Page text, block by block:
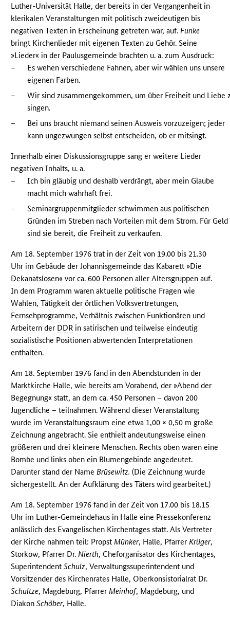
Luther-Universität Halle, der bereits in der Vergangenheit in
klerikalen Veranstaltungen mit politisch zweideutigen bis
negativen Texten in Erscheinung getreten war, auf. Funke
bringt Kirchenlieder mit eigenen Texten zu Gehör. Seine
»Lieder« in der Paulusgemeinde brachten u. a. zum Ausdruck:
–
Es wehen verschiedene Fahnen, aber wir wählen uns unsere
eigenen Farben.
–
Wir sind zusammengekommen, um über Freiheit und Liebe
singen.
–
Bei uns braucht niemand seinen Ausweis vorzuzeigen; jeder
kann ungezwungen selbst entscheiden, ob er mitsingt.
Innerhalb einer Diskussionsgruppe sang er weitere Lieder
negativen Inhalts, u. a.
–
Ich bin gläubig und deshalb verdrängt, aber mein Glaube
macht mich wahrhaft frei.
–
Seminargruppenmitglieder schwimmen aus politischen
Gründen im Streben nach Vorteilen mit dem Strom. Für Geld
sind sie bereit, die Freiheit zu verkaufen.
Am 18. September 1976 trat in der Zeit von 19.00 bis 21.30
Uhr im Gebäude der Johannisgemeinde das Kabarett »Die
Dekanatslosen« vor ca. 600 Personen aller Altersgruppen auf.
In dem Programm waren aktuelle politische Fragen wie
Wahlen, Tätigkeit der örtlichen Volksvertretungen,
Fernsehprogramme, Verhältnis zwischen Funktionären und
Arbeitern der DDR in satirischen und teilweise eindeutig
sozialistische Positionen abwertenden Interpretationen
enthalten.
Am 18. September 1976 fand in den Abendstunden in der
Marktkirche Halle, wie bereits am Vorabend, der »Abend der
Begegnung« statt, an dem ca. 450 Personen – davon 200
Jugendliche – teilnahmen. Während dieser Veranstaltung
wurde im Veranstaltungsraum eine etwa 1,00 × 0,50 m große
Zeichnung angebracht. Sie enthielt andeutungsweise einen
größeren und drei kleinere Menschen. Rechts oben waren eine
Bombe und links oben ein Blumengebinde angedeutet.
Darunter stand der Name Brüsewitz. (Die Zeichnung wurde
sichergestellt. An der Aufklärung des Täters wird gearbeitet.)
Am 18. September 1976 fand in der Zeit von 17.00 bis 18.15
Uhr im Luther-Gemeindehaus in Halle eine Pressekonferenz
anlässlich des Evangelischen Kirchentages statt. Als Vertreter
der Kirche nahmen teil: Propst Münker, Halle, Pfarrer Krüger,
Storkow, Pfarrer Dr. Nierth, Cheforganisator des Kirchentages,
SuperintendentSchulz, Verwaltungssuperintendent und
Vorsitzender des Kirchenrates Halle, Oberkonsistorialrat Dr.
Schultze, Magdeburg, Pfarrer Meinhof, Magdeburg, und
DiakonSchöber, Halle.